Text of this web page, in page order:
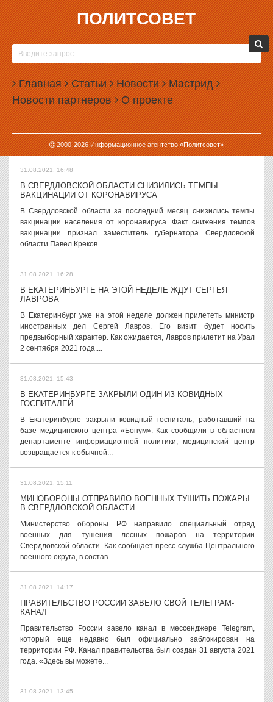
ПОЛИТСОВЕТ
Главная Статьи Новости Мастрид
Новости партнеров О проекте
2000-2026Информационное агентство «Политсовет»
31.08.2021, 17:50
ОТСУДИЛА БОЛЬШЕ
МИЛЛИОНА РУБЛЕЙ У
«БАТУТНОГО КОРОЛЯ»
Администрация Екатеринбурга
отсудила 1,2 миллиона рублей у
компании «Вимакс», которая
ставит по всему городу надувные батуты. Как указано в картотеке
арбитражных дел, иск против «Вимакса»...
31.08.2021, 16:48
В СВЕРДЛОВСКОЙ ОБЛАСТИ СНИЗИЛИСЬ ТЕМПЫ
ВАКЦИНАЦИИ ОТ КОРОНАВИРУСА
В Свердловской области за последний месяц снизились темпы
вакцинации населения от коронавируса. Факт снижения темпов
вакцинации признал заместитель губернатора Свердловской
области Павел Креков. ...
31.08.2021, 16:28
В ЕКАТЕРИНБУРГЕ НА ЭТОЙ НЕДЕЛЕ ЖДУТ СЕРГЕЯ
ЛАВРОВА
В Екатеринбург уже на этой неделе должен прилететь министр
иностранных дел Сергей Лавров. Его визит будет носить
предвыборный характер. Как ожидается, Лавров прилетит на Урал
2 сентября 2021 года....
31.08.2021, 15:43
В ЕКАТЕРИНБУРГЕ ЗАКРЫЛИ ОДИН ИЗ КОВИДНЫХ
ГОСПИТАЛЕЙ
В Екатеринбурге закрыли ковидный госпиталь, работавший на
базе медицинского центра «Бонум». Как сообщили в областном
департаменте информационной политики, медицинский центр
возвращается к обычной...
31.08.2021, 15:11
МИНОБОРОНЫ ОТПРАВИЛО ВОЕННЫХ ТУШИТЬ ПОЖАРЫ
В СВЕРДЛОВСКОЙ ОБЛАСТИ
Министерство обороны РФ направило специальный отряд
военных для тушения лесных пожаров на территории
Свердловской области. Как сообщает пресс-служба Центрального
военного округа, в состав...
31.08.2021, 14:17
ПРАВИТЕЛЬСТВО РОССИИ ЗАВЕЛО СВОЙ ТЕЛЕГРАМ-
КАНАЛ
Правительство России завело канал в мессенджере Telegram,
который еще недавно был официально заблокирован на
территории РФ. Канал правительства был создан 31 августа 2021
года. «Здесь вы можете...
31.08.2021, 13:45